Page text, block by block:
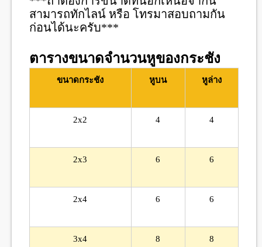
สามารถทักไลน์ หรือ โทรมาสอบถามกัน
ก่อนได้นะครับ***
ตารางขนาดจำนวนหูของกระชัง
ขนาดกระชัง หูบน หูล่าง
2x2 4 4
2x3 6 6
2x4 6 6
3x4 8 8